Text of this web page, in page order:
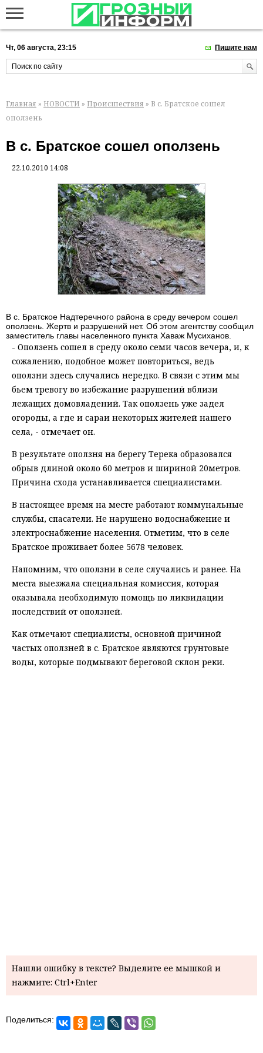
Чт, 06 августа, 23:15 Пишите нам
Главная » НОВОСТИ » Происшествия » В с. Братское сошел
оползень
В с. Братское сошел оползень
22.10.2010 14:08
В с. Братское Надтеречного района в среду вечером сошел
оползень. Жертв и разрушений нет. Об этом агентству сообщил
заместитель главы населенного пункта Хаваж Мусиханов.
- Оползень сошел в среду около семи часов вечера, и, к
сожалению, подобное может повториться, ведь
оползни здесь случались нередко. В связи с этим мы
бьем тревогу во избежание разрушений вблизи
лежащих домовладений. Так оползень уже задел
огороды, а где и сараи некоторых жителей нашего
села, - отмечает он.
В результате оползня на берегу Терека образовался
обрыв длиной около 60 метров и шириной 20метров.
Причина схода устанавливается специалистами.
В настоящее время на месте работают коммунальные
службы, спасатели. Не нарушено водоснабжение и
электроснабжение населения. Отметим, что в селе
Братское проживает более 5678 человек.
Напомним, что оползни в селе случались и ранее. На
места выезжала специальная комиссия, которая
оказывала необходимую помощь по ликвидации
последствий от оползней.
Как отмечают специалисты, основной причиной
частых оползней в с. Братское являются грунтовые
воды, которые подмывают береговой склон реки.
Нашли ошибку в тексте? Выделите ее мышкой и
нажмите: Ctrl+Enter
Поделиться: